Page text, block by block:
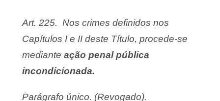
Art. 225. Nos crimes definidos nos
Capítulos I e II deste Título, procede-se
medianteação penal pública
incondicionada.
Parágrafo único. (Revogado).